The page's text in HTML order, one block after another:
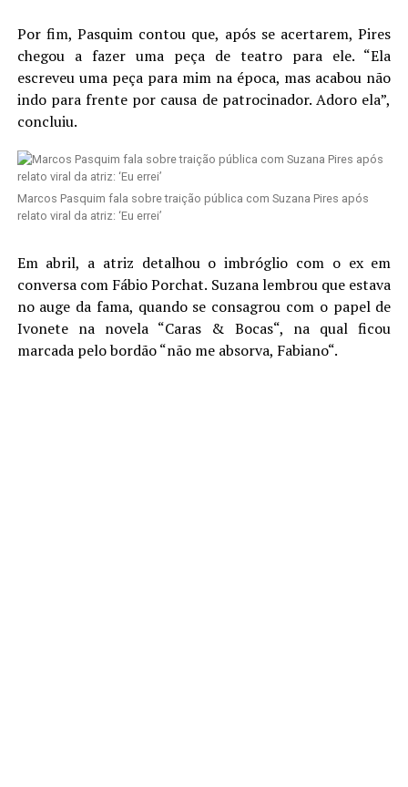
Por fim, Pasquim contou que, após se acertarem, Pires
chegou a fazer uma peça de teatro para ele. “Ela
escreveu uma peça para mim na época, mas acabou não
indo para frente por causa de patrocinador. Adoro ela”,
concluiu.
Marcos Pasquim fala sobre traição pública com Suzana Pires após
relato viral da atriz: ‘Eu errei’
Em abril, a atriz detalhou o imbróglio com o ex em
conversa com Fábio Porchat. Suzana lembrou que estava
no auge da fama, quando se consagrou com o papel de
Ivonete na novela “Caras & Bocas“, na qual ficou
marcada pelo bordão “não me absorva, Fabiano“.